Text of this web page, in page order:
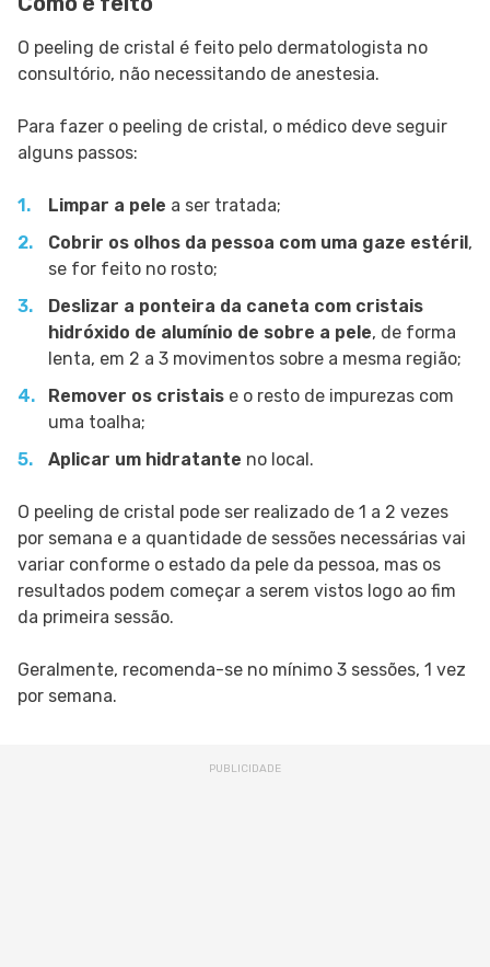
O peeling de cristal é feito pelo dermatologista no
consultório, não necessitando de anestesia.
Para fazer o peeling de cristal, o médico deve seguir
alguns passos:
Limpar a pele a ser tratada;
Cobrir os olhos da pessoa com uma gaze estéril,
se for feito no rosto;
Deslizar a ponteira da caneta com cristais
hidróxido de alumínio de sobre a pele, de forma
lenta, em 2 a 3 movimentos sobre a mesma região;
Remover os cristais e o resto de impurezas com
uma toalha;
Aplicar um hidratante no local.
O peeling de cristal pode ser realizado de 1 a 2 vezes
por semana e a quantidade de sessões necessárias vai
variar conforme o estado da pele da pessoa, mas os
resultados podem começar a serem vistos logo ao fim
da primeira sessão.
Geralmente, recomenda-se no mínimo 3 sessões, 1 vez
por semana.